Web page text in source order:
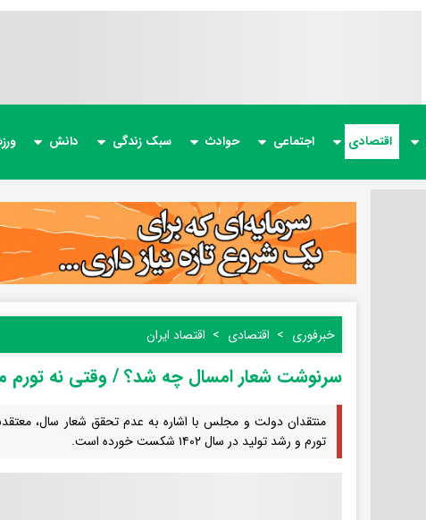
اقتصادی اجتماعی حوادث سبک زندگی دانش
خبرفوری اقتصادی اقتصاد ایران
سرنوشت شعار امسال چه شد؟ / وقتی نه تورم
منتقدان دولت و مجلس با اشاره به عدم تحقق شعار سال،
تورم و رشد تولید در سال ۱۴۰۲ شکست خورده است.